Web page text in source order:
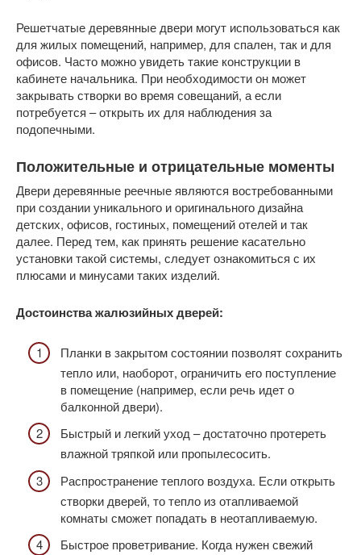
Решетчатые деревянные двери могут использоваться как
для жилых помещений, например, для спален, так и для
офисов. Часто можно увидеть такие конструкции в
кабинете начальника. При необходимости он может
закрывать створки во время совещаний, а если
потребуется – открыть их для наблюдения за
подопечными.
Положительные и отрицательные моменты
Двери деревянные реечные являются востребованными
при создании уникального и оригинального дизайна
детских, офисов, гостиных, помещений отелей и так
далее. Перед тем, как принять решение касательно
установки такой системы, следует ознакомиться с их
плюсами и минусами таких изделий.
Достоинства жалюзийных дверей:
Планки в закрытом состоянии позволят сохранить
тепло или, наоборот, ограничить его поступление
в помещение (например, если речь идет о
балконной двери).
Быстрый и легкий уход – достаточно протереть
влажной тряпкой или пропылесосить.
Распространение теплого воздуха. Если открыть
створки дверей, то тепло из отапливаемой
комнаты сможет попадать в неотапливаемую.
Быстрое проветривание. Когда нужен свежий